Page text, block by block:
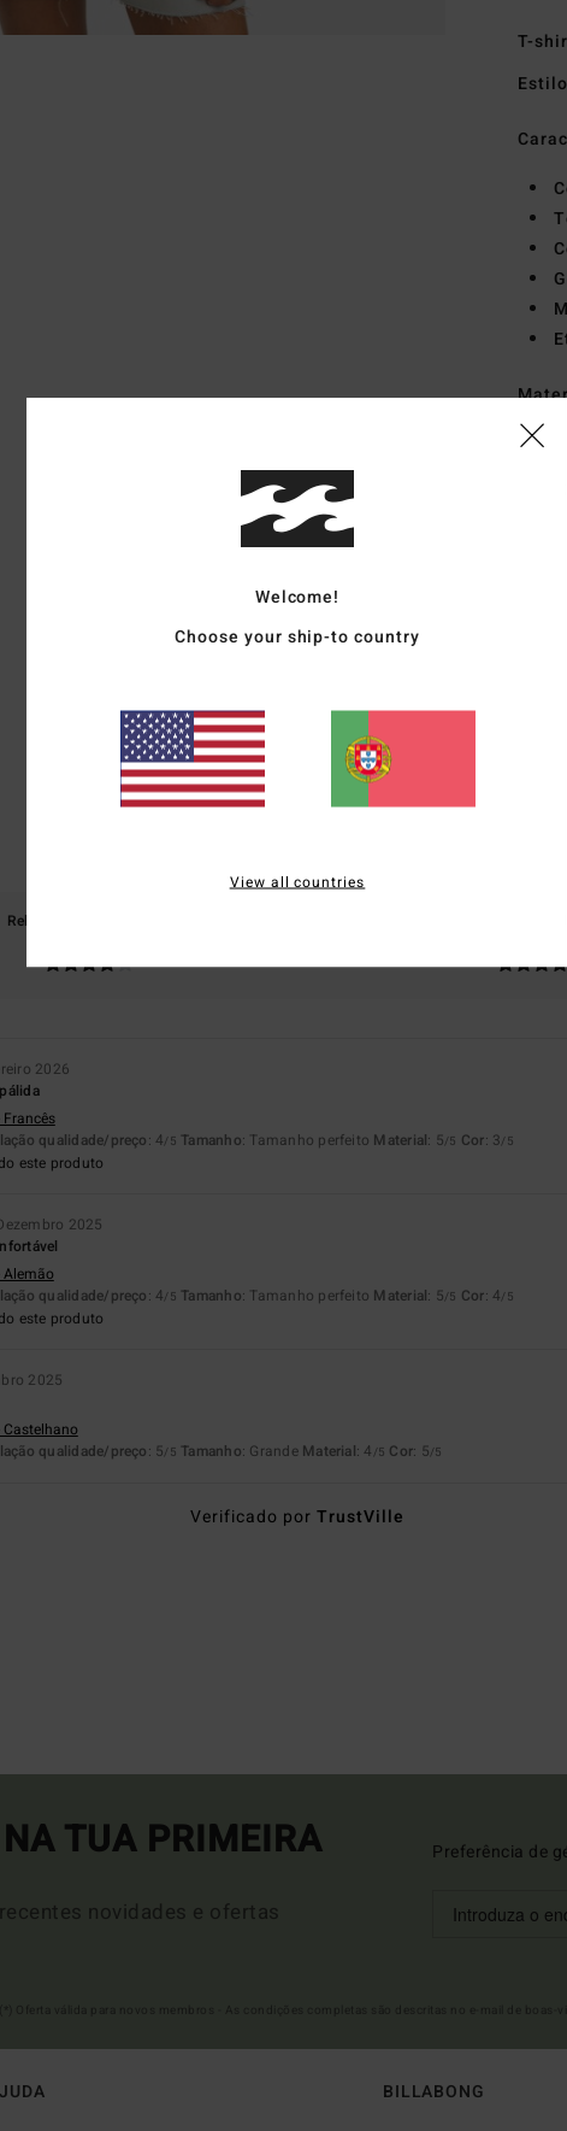
T-
Estilo
4.0 /5
Relação qualidade/preço
2026
qualidade/preço: 4/5 Tamanho: Tamanho perfeito Material: 5/5 Cor: 3/5
este produto
2025
qualidade/preço: 4/5 Tamanho: Tamanho perfeito Material: 5/5 Cor: 4/5
este produto
2025
qualidade/preço: 5/5 Tamanho: Grande Material: 4 /5 Cor: 5/5
Verificado por TrustVille
TUA PRIMEIRA
novidades e ofertas
Preferência de
BILLABONG
Welcome!
Choose your ship-to country
View all countries